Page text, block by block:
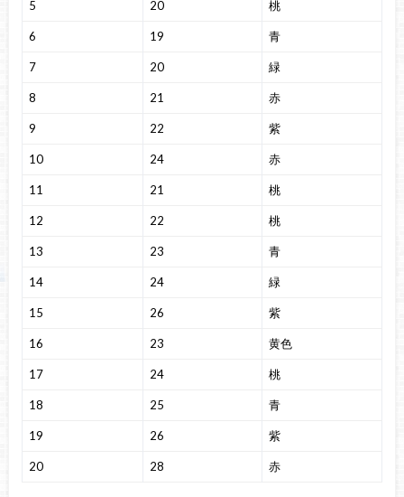
5 20 桃
6 19 青
7 20 緑
8 21 赤
9 22 紫
10 24 赤
11 21 桃
12 22 桃
13 23 青
14 24 緑
15 26 紫
16 23 黄色
17 24 桃
18 25 青
19 26 紫
20 28 赤